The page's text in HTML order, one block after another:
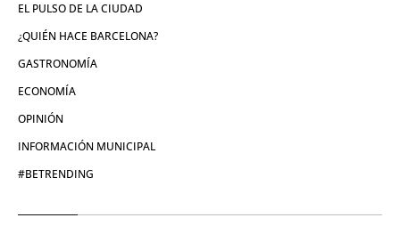
EL PULSO DE LA CIUDAD
¿QUIÉN HACE BARCELONA?
GASTRONOMÍA
ECONOMÍA
OPINIÓN
INFORMACIÓN MUNICIPAL
#BETRENDING